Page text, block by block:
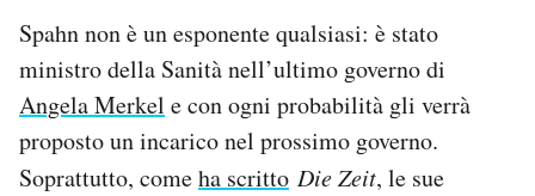
Spahn non è un esponente qualsiasi: è stato
ministro della Sanità nell’ultimo governo di
Angela Merkel e con ogni probabilità gli verrà
proposto un incarico nel prossimo governo.
Soprattutto, comeha scritto Die Zeit, le sue